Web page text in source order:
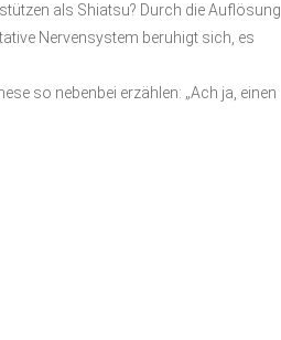
als Shiatsu? Durch die Auflösung
Nervensystem beruhigt sich, es
so nebenbei erzählen: „Ach ja, einen